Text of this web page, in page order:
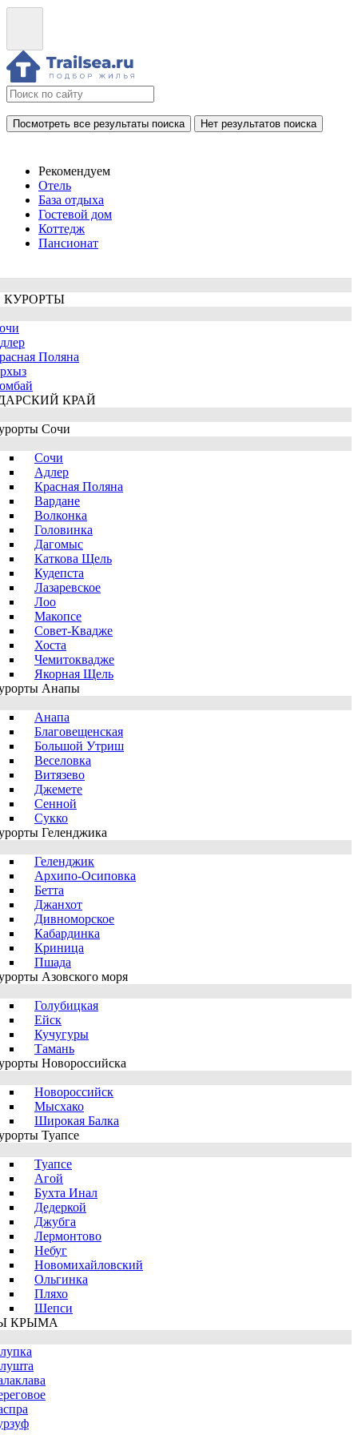
Посмотреть все результаты поиска Нет результатов поиска
Рекомендуем
Отель
База отдыха
Гостевой дом
Коттедж
Пансионат
КУРОРТЫ
Поляна
КРАЙ
Сочи
Сочи
Адлер
Красная Поляна
Вардане
Волконка
Головинка
Дагомыс
Каткова Щель
Кудепста
Лазаревское
Лоо
Макопсе
Совет-Квадже
Хоста
Чемитоквадже
Якорная Щель
Анапы
Анапа
Благовещенская
Большой Утриш
Веселовка
Витязево
Джемете
Сенной
Сукко
Геленджика
Геленджик
Архипо-Осиповка
Бетта
Джанхот
Дивноморское
Кабардинка
Криница
Пшада
Азовского моря
Голубицкая
Ейск
Кучугуры
Тамань
Новороссийска
Новороссийск
Мысхако
Широкая Балка
Туапсе
Туапсе
Агой
Бухта Инал
Дедеркой
Джубга
Лермонтово
Небуг
Новомихайловский
Ольгинка
Пляхо
Шепси
КРЫМА